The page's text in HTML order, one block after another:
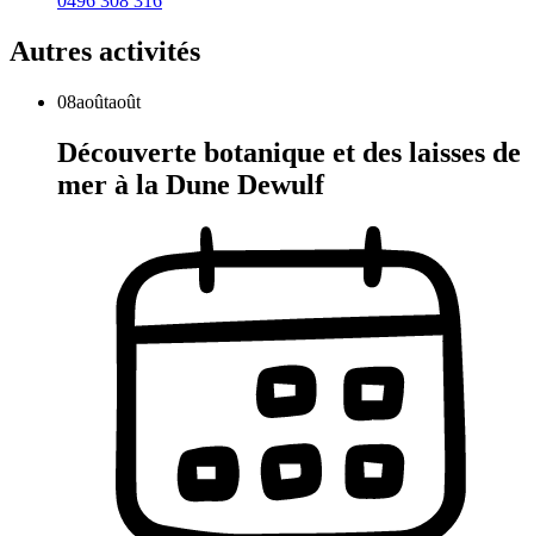
Autres activités
08aoûtaoût
Découverte botanique et des laisses de
mer à la Dune Dewulf